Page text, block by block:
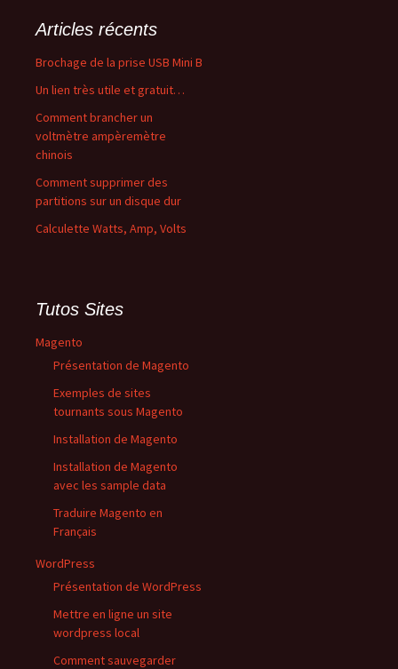
Articles récents
Brochage de la prise USB Mini B
Un lien très utile et gratuit…
Comment brancher un
voltmètre ampèremètre
chinois
Comment supprimer des
partitions sur un disque dur
Calculette Watts, Amp, Volts
Tutos Sites
Magento
Présentation de Magento
Exemples de sites
tournants sous Magento
Installation de Magento
Installation de Magento
avec les sample data
Traduire Magento en
Français
WordPress
Présentation de WordPress
Mettre en ligne un site
wordpress local
Comment sauvegarder